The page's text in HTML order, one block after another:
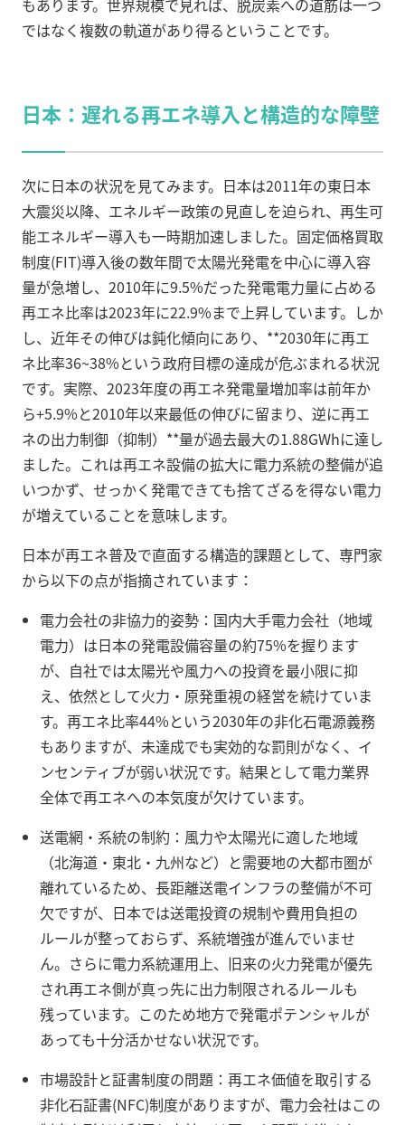
もあります。世界規模で見れば、脱炭素への道筋は一つ
ではなく複数の軌道があり得るということです。
日本：遅れる再エネ導入と構造的な障壁
次に日本の状況を見てみます。日本は2011年の東日本
大震災以降、エネルギー政策の見直しを迫られ、再生可
能エネルギー導入も一時期加速しました。固定価格買取
制度(FIT)導入後の数年間で太陽光発電を中心に導入容
量が急増し、2010年に9.5%だった発電電力量に占める
再エネ比率は2023年に22.9%まで上昇しています。しか
し、近年その伸びは鈍化傾向にあり、**2030年に再エ
ネ比率36~38%という政府目標の達成が危ぶまれる状況
です。実際、2023年度の再エネ発電量増加率は前年か
ら+5.9%と2010年以来最低の伸びに留まり、逆に再エ
ネの出力制御（抑制）**量が過去最大の1.88GWhに達し
ました。これは再エネ設備の拡大に電力系統の整備が追
いつかず、せっかく発電できても捨てざるを得ない電力
が増えていることを意味します。
日本が再エネ普及で直面する構造的課題として、専門家
から以下の点が指摘されています：
電力会社の非協力的姿勢：国内大手電力会社（地域
電力）は日本の発電設備容量の約75%を握ります
が、自社では太陽光や風力への投資を最小限に抑
え、依然として火力・原発重視の経営を続けていま
す。再エネ比率44%という2030年の非化石電源義務
もありますが、未達成でも実効的な罰則がなく、イ
ンセンティブが弱い状況です。結果として電力業界
全体で再エネへの本気度が欠けています。
送電網・系統の制約：風力や太陽光に適した地域
（北海道・東北・九州など）と需要地の大都市圏が
離れているため、長距離送電インフラの整備が不可
欠ですが、日本では送電投資の規制や費用負担の
ルールが整っておらず、系統増強が進んでいませ
ん。さらに電力系統運用上、旧来の火力発電が優先
され再エネ側が真っ先に出力制限されるルールも
残っています。このため地方で発電ポテンシャルが
あっても十分活かせない状況です。
市場設計と証書制度の問題：再エネ価値を取引する
非化石証書(NFC)制度がありますが、電力会社はこの